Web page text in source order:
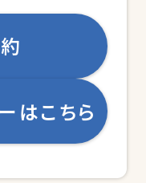
はこちら